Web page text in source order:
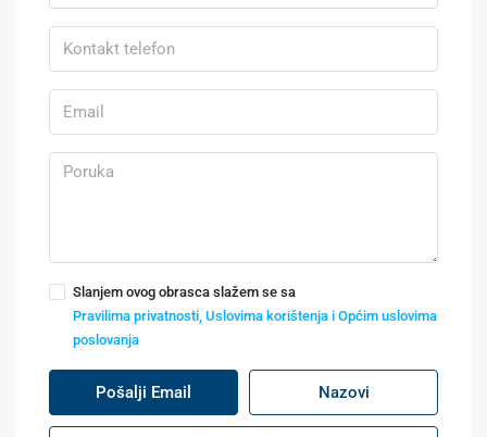
Slanjem ovog obrasca slažem se sa
Pravilima privatnosti, Uslovima korištenja i Općim uslovima
poslovanja
Pošalji Email Nazovi